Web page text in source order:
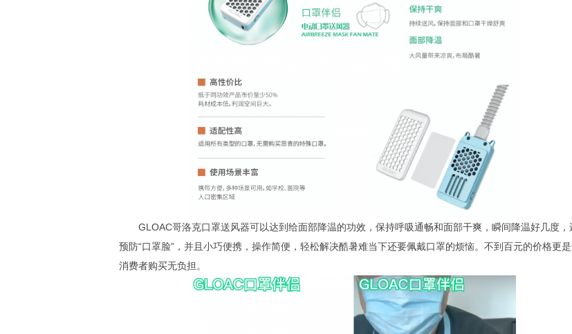
GLOAC哥洛克口罩送风器可以达到给面部降温的功效，保持呼吸通畅和面部干爽，瞬间降温好几度，
预防“口罩脸”，并且小巧便携，操作简便，轻松解决酷暑难当下还要佩戴口罩的烦恼。不到百元的价格更
消费者购买无负担。